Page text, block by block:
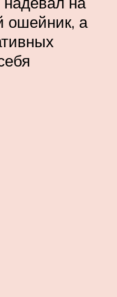
ошейник, а